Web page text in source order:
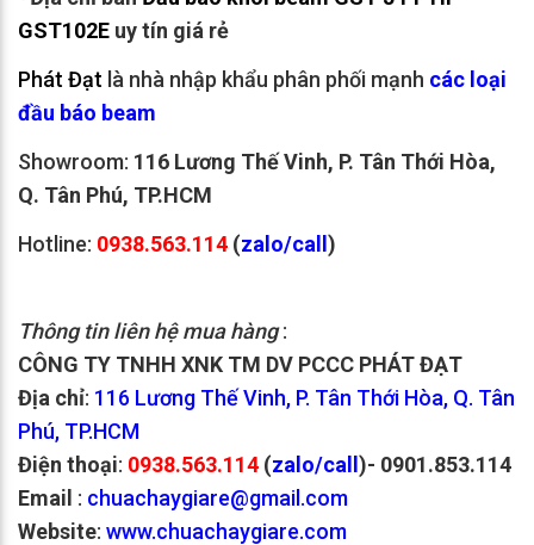
GST102E uy tín giá rẻ
Phát Đạt là nhà nhập khẩu phân phối mạnh các loại
đầu báo beam
Showroom: 116 Lương Thế Vinh, P. Tân Thới Hòa,
Q. Tân Phú, TP.HCM
Hotline: 0938.563.114 (zalo/call)
Thông tin liên hệ mua hàng:
CÔNG TY TNHH XNK TM DV PCCC PHÁT ĐẠT
Địa chỉ: 116 Lương Thế Vinh, P. Tân Thới Hòa, Q. Tân
Phú, TP.HCM
Điện thoại: 0938.563.114 (zalo/call)- 0901.853.114
Email : chuachaygiare@gmail.com
Website: www.chuachaygiare.com